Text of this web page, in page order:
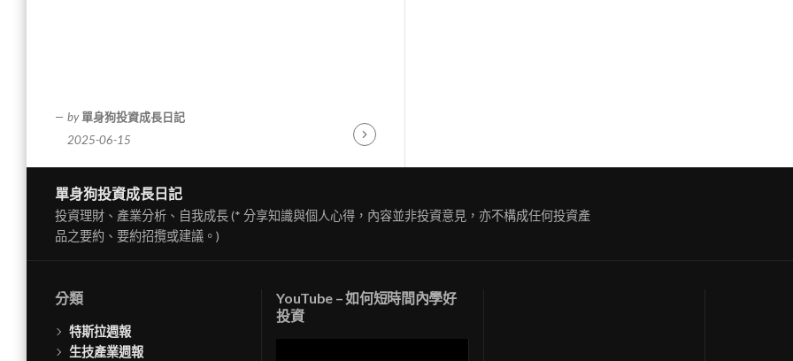
by 單身狗投資成長日記
2025-06-15
Continue
單身狗投資成長日記
投資理財、產業分析、自我成長 (* 分享知識與個人心得，內容並非投資意見，亦不構成任何投資產
品之要約、要約招攬或建議。)
分類
特斯拉週報
生技產業週報
YouTube – 如何短時間內學好
投資